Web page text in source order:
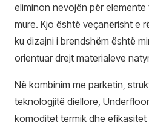
eliminon nevojën për
mure. Kjo është veçanërisht e
ku dizajni i brendshëm është
orientuar drejt materialeve
Në kombinim me parketin,
teknologjitë diellore,
komoditet termik dhe efikasitet